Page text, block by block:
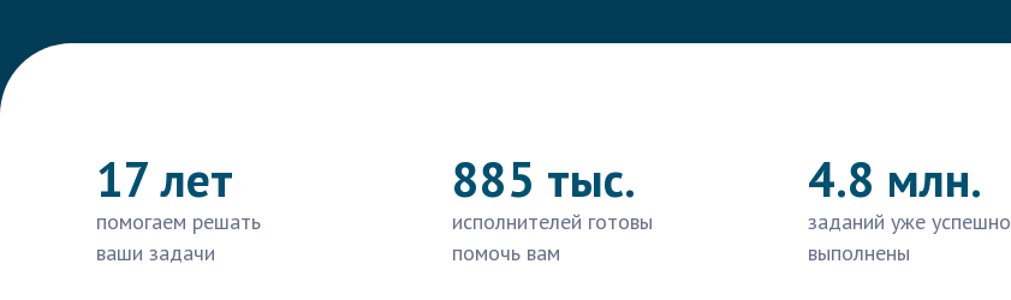
17 лет
помогаем решать
ваши задачи
885 тыс.
исполнителей готовы
помочь вам
4.8 млн.
заданий уже успешно
выполнены